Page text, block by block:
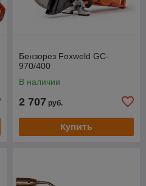
Бензорез Foxweld GC-
970/400
В наличии
2 707 руб.
Купить